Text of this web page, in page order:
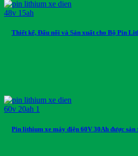
Thiết kế, Đấu nối và Sản xuất cho Bộ Pin
Pin lithium xe máy điện 60V 30Ah được sản